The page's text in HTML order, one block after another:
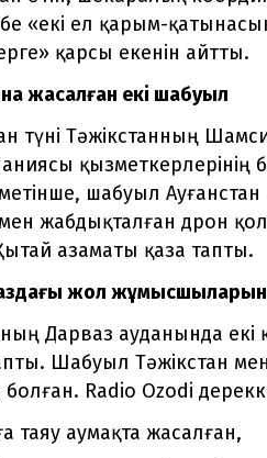
«екі ел қарым-
қарсы екенін айтты.
жасалған екі шабуыл
түні Тәжікстанның
шабуыл
жабдықталған дрон
азаматы қаза тапты.
жол
Дарваз ауданында
Шабуыл Тәжікстан
Radio Ozodi
таяу аумақта жасалған,